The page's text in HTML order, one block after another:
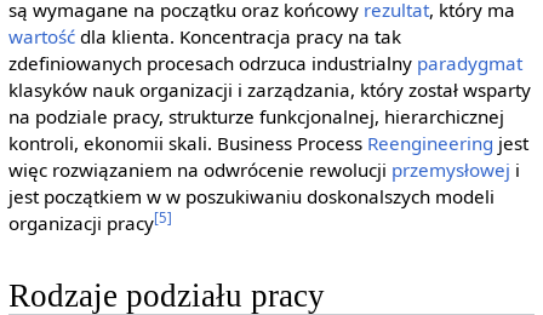
są wymagane na początku oraz końcowy rezultat, który ma
wartośćdla klienta. Koncentracja pracy na tak
zdefiniowanych procesach odrzuca industrialny paradygmat
klasyków nauk organizacji i zarządzania, który został wsparty
na podziale pracy, strukturze funkcjonalnej, hierarchicznej
kontroli, ekonomii skali. Business Process Reengineering jest
więc rozwiązaniem na odwrócenie rewolucji przemysłowej i
jest początkiem w w poszukiwaniu doskonalszych modeli
organizacji pracy[5]
Rodzaje podziału pracy